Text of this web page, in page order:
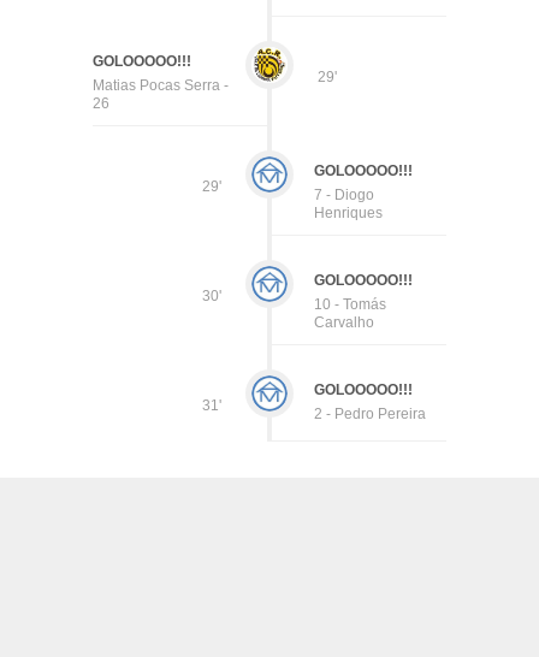
29'
GOLOOOOO!!!
Matias Pocas Serra -
26
29'
GOLOOOOO!!!
7 - Diogo
Henriques
30'
GOLOOOOO!!!
10 - Tomás
Carvalho
31'
GOLOOOOO!!!
2 - Pedro Pereira